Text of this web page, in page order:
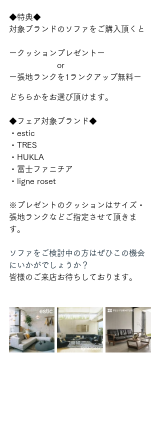
◆特典◆
対象ブランドのソファをご購入頂くと
ークッションプレゼントー
or
ー張地ランクを1ランクアップ無料ー
どちらかをお選び頂けます。
◆フェア対象ブランド◆
・estic
・TRES
・HUKLA
・冨士ファニチア
・ligne roset
※プレゼントのクッションはサイズ・
張地ランクなどご指定させて頂きま
す。
ソファをご検討中の方はぜひこの機会
にいかがでしょうか？
皆様のご来店お待ちしております。